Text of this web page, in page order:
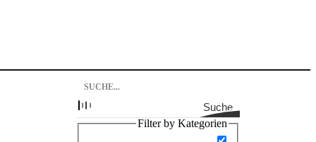
Suche
Filter by Kategorien